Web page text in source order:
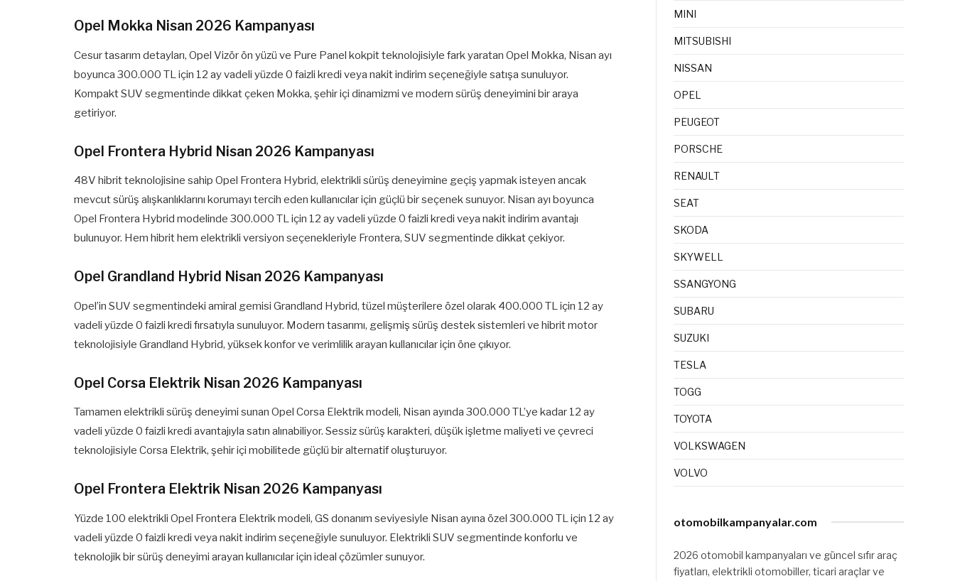
Opel Mokka Nisan 2026 Kampanyası
Cesur tasarım detayları, Opel Vizör ön yüzü ve Pure Panel kokpit teknolojisiyle fark yaratan Opel Mokka, Nisan ayı
boyunca 300.000 TL için 12 ay vadeli yüzde 0 faizli kredi veya nakit indirim seçeneğiyle satışa sunuluyor.
Kompakt SUV segmentinde dikkat çeken Mokka, şehir içi dinamizmi ve modern sürüş deneyimini bir araya
getiriyor.
Opel Frontera Hybrid Nisan 2026 Kampanyası
48V hibrit teknolojisine sahip Opel Frontera Hybrid, elektrikli sürüş deneyimine geçiş yapmak isteyen ancak
mevcut sürüş alışkanlıklarını korumayı tercih eden kullanıcılar için güçlü bir seçenek sunuyor. Nisan ayı boyunca
Opel Frontera Hybrid modelinde 300.000 TL için 12 ay vadeli yüzde 0 faizli kredi veya nakit indirim avantajı
bulunuyor. Hem hibrit hem elektrikli versiyon seçenekleriyle Frontera, SUV segmentinde dikkat çekiyor.
Opel Grandland Hybrid Nisan 2026 Kampanyası
Opel’in SUV segmentindeki amiral gemisi Grandland Hybrid, tüzel müşterilere özel olarak 400.000 TL için 12 ay
vadeli yüzde 0 faizli kredi fırsatıyla sunuluyor. Modern tasarımı, gelişmiş sürüş destek sistemleri ve hibrit motor
teknolojisiyle Grandland Hybrid, yüksek konfor ve verimlilik arayan kullanıcılar için öne çıkıyor.
Opel Corsa Elektrik Nisan 2026 Kampanyası
Tamamen elektrikli sürüş deneyimi sunan Opel Corsa Elektrik modeli, Nisan ayında 300.000 TL’ye kadar 12 ay
vadeli yüzde 0 faizli kredi avantajıyla satın alınabiliyor. Sessiz sürüş karakteri, düşük işletme maliyeti ve çevreci
teknolojisiyle Corsa Elektrik, şehir içi mobilitede güçlü bir alternatif oluşturuyor.
Opel Frontera Elektrik Nisan 2026 Kampanyası
Yüzde 100 elektrikli Opel Frontera Elektrik modeli, GS donanım seviyesiyle Nisan ayına özel 300.000 TL için 12 ay
vadeli yüzde 0 faizli kredi veya nakit indirim seçeneğiyle sunuluyor. Elektrikli SUV segmentinde konforlu ve
teknolojik bir sürüş deneyimi arayan kullanıcılar için ideal çözümler sunuyor.
MINI
MITSUBISHI
NISSAN
OPEL
PEUGEOT
PORSCHE
RENAULT
SEAT
SKODA
SKYWELL
SSANGYONG
SUBARU
SUZUKI
TESLA
TOGG
TOYOTA
VOLKSWAGEN
VOLVO
otomobilkampanyalar.com
2026 otomobil kampanyaları ve güncel sıfır araç
fiyatları, elektrikli otomobiller, ticari araçlar ve